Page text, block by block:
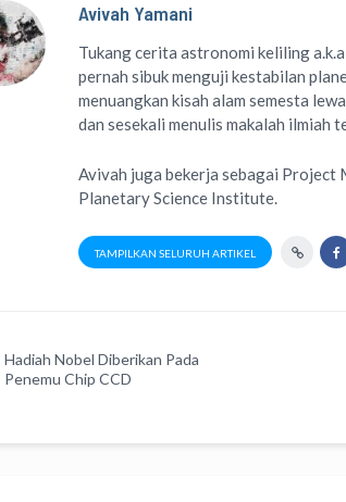
Avivah Yamani
Tukang cerita astronomi keliling
pernah sibuk menguji kestabilan
menuangkan kisah alam semesta
dan sesekali menulismakalah ilmiah
Avivah juga bekerja sebagai Project
Planetary Science Institute.
TAMPILKAN SELURUH ARTIKEL
Hadiah Nobel Diberikan Pada
Penemu Chip CCD